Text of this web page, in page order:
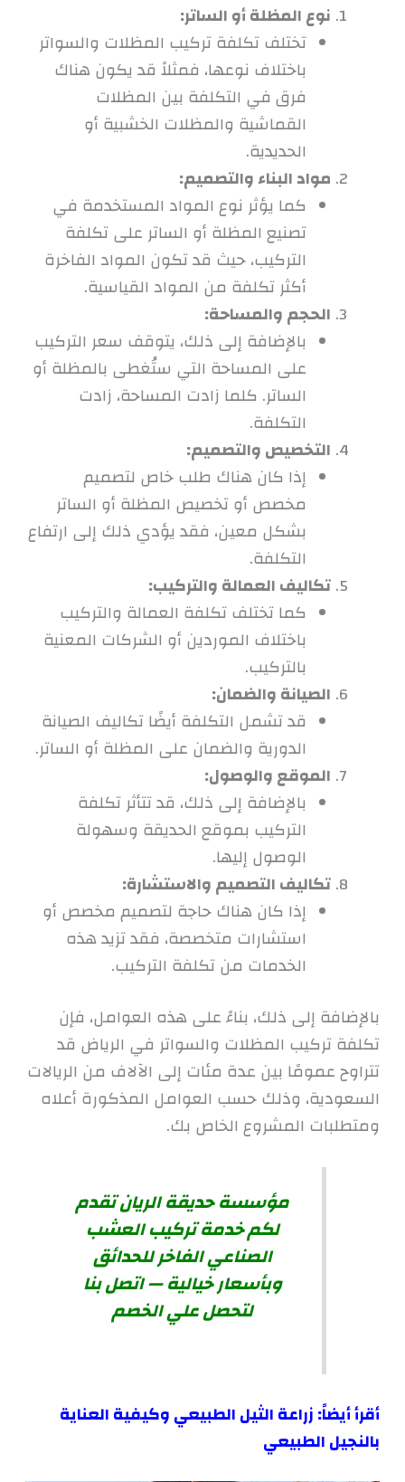
نوع المظلة أو الساتر:
تختلف تكلفة تركيب المظلات والسواتر
باختلاف نوعها، فمثلاً قد يكون هناك
فرق في التكلفة بين المظلات
القماشية والمظلات الخشبية أو
الحديدية.
مواد البناء والتصميم:
كما يؤثر نوع المواد المستخدمة في
تصنيع المظلة أو الساتر على تكلفة
التركيب، حيث قد تكون المواد الفاخرة
أكثر تكلفة من المواد القياسية.
الحجم والمساحة:
بالإضافة إلى ذلك، يتوقف سعر التركيب
على المساحة التي ستُغطى بالمظلة أو
الساتر. كلما زادت المساحة، زادت
التكلفة.
التخصيص والتصميم:
إذا كان هناك طلب خاص لتصميم
مخصص أو تخصيص المظلة أو الساتر
بشكل معين، فقد يؤدي ذلك إلى ارتفاع
التكلفة.
تكاليف العمالة والتركيب:
كما تختلف تكلفة العمالة والتركيب
باختلاف الموردين أو الشركات المعنية
بالتركيب.
الصيانة والضمان:
قد تشمل التكلفة أيضًا تكاليف الصيانة
الدورية والضمان على المظلة أو الساتر.
الموقع والوصول:
بالإضافة إلى ذلك، قد تتأثر تكلفة
التركيب بموقع الحديقة وسهولة
الوصول إليها.
تكاليف التصميم والاستشارة:
إذا كان هناك حاجة لتصميم مخصص أو
استشارات متخصصة، فقد تزيد هذه
الخدمات من تكلفة التركيب.
بالإضافة إلى ذلك، بناءً على هذه العوامل، فإن
تكلفة تركيب المظلات والسواتر في الرياض قد
تتراوح عمومًا بين عدة مئات إلى الآلاف من الريالات
السعودية، وذلك حسب العوامل المذكورة أعلاه
ومتطلبات المشروع الخاص بك.
مؤسسة حديقة الريان تقدم
لكم خدمة تركيب العشب
الصناعي الفاخر للحدائق
وبأسعار خيالية — اتصل بنا
لتحصل علي الخصم
أقرأ أيضاً:زراعة الثيل الطبيعي وكيفية العناية
بالنجيل الطبيعي